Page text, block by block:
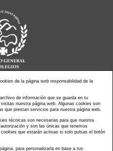
Agenda de Actos
PressClip
Contacto
Política Privacidad
de la página web responsabilidad de la
de información que se guarda en tu
nuestra página web. Algunas cookies son
que prestan servicios para nuestra página web.
técnicas son necesarias para que nuestra
y son las únicas que tenemos
que estarán activas si solo pulsas el botón
para personalizarla en base a tus